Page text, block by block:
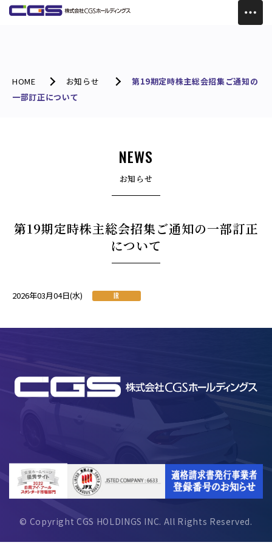
HOME お知らせ
第19期定時株主総会招集ご通知の
一部訂正について
NEWS
お知らせ
第19期定時株主総会招集ご通知の一部訂正
について
2026年03月04日(水) IR
© Copyright CGS HOLDINGS INC. All Rights Reserved.